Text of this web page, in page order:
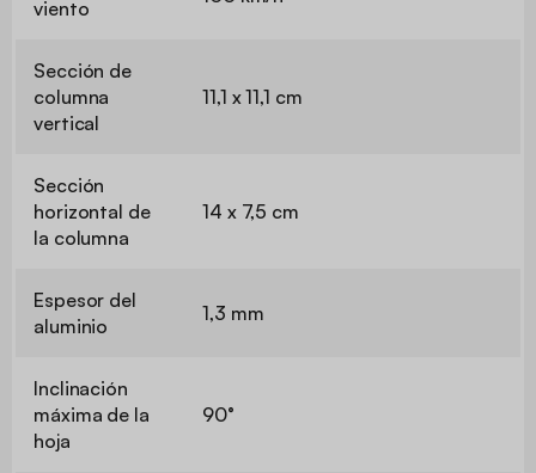
viento
Sección de
columna
vertical
11,1 x 11,1 cm
Sección
horizontal de
la columna
14 x 7,5 cm
Espesor del
aluminio
1,3 mm
Inclinación
máxima de la
hoja
90°